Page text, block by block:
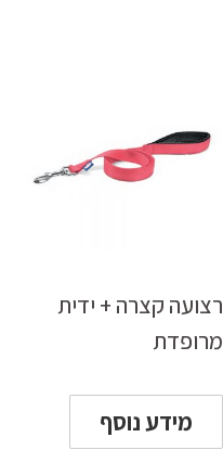
רצועה קצרה + ידית
מרופדת
מידע נוסף